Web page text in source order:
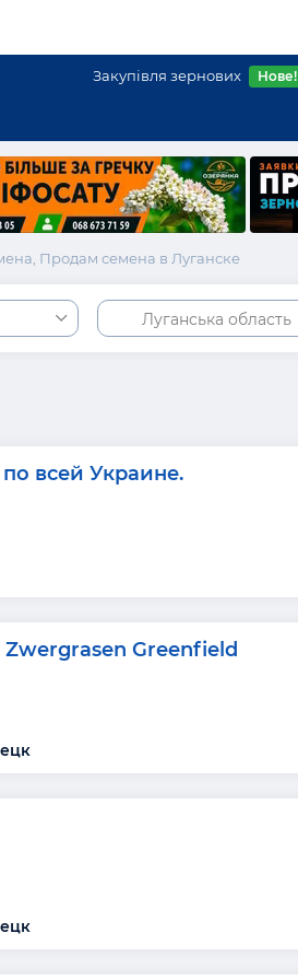
Закупівля зернових Нове!
Продам семена в Луганске
Луганська область
всей Украине.
Greenfield